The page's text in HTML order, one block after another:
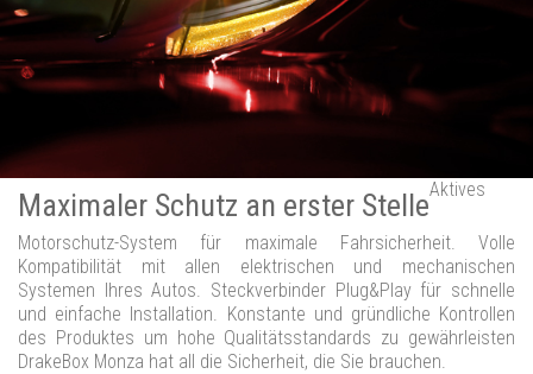
Maximaler Schutz an erster StelleAktives
Motorschutz-System für maximale Fahrsicherheit. Volle
Kompatibilität mit allen elektrischen und mechanischen
Systemen Ihres Autos. Steckverbinder Plug&Play für schnelle
und einfache Installation. Konstante und gründliche Kontrollen
des Produktes um hohe Qualitätsstandards zu gewährleisten
DrakeBox Monza hat all die Sicherheit, die Sie brauchen.